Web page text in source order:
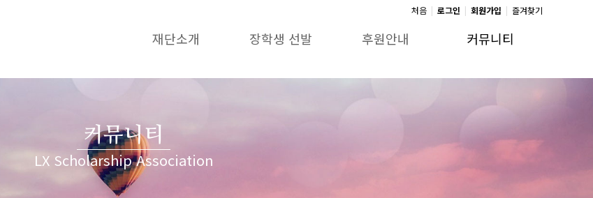
처음 | 로그인 | 회원가입 | 즐겨찾기
재단소개 장학생 선발 후원안내 커뮤니티
커뮤니티
LX Scholarship Association